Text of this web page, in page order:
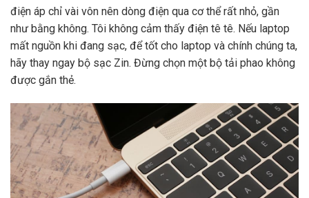
điện áp chỉ vài vôn nên dòng điện qua cơ thể rất nhỏ, gần
như bằng không. Tôi không cảm thấy điện tê tê. Nếu laptop
mất nguồn khi đang sạc, để tốt cho laptop và chính chúng ta,
hãy thay ngay bộ sạc Zin. Đừng chọn một bộ tải phao không
được gắn thẻ.